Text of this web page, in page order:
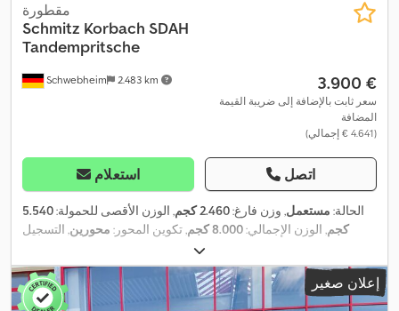
Schwebheim 2.483 km
مقطورة
Schmitz Korbach SDAH
Tandempritsche
‏3.900 €
سعر ثابت بالإضافة إلى ضريبة القيمة
المضافة
(‏4.641 € إجمالي)
استعلام اتصل
الحالة: مستعمل, وزن فارغ:2.460 كجم , الوزن الأقصى للحمولة:5.540
كجم, الوزن الإجمالي:8.000 كجم , تكوين المحور: محورين, التسجيل
, طول مساحة التحميل:
الإطار:235/75 R 17,5 , قاعدة العجلات:990 مم , لون:آخر, نوع التروس:
, مقاس الإطار الأمامي: 235/75 R 17,5 , مقاس الإطار الخلفي:
235/75
R 17,5
, كابينة السائق:آخر, فئة الانبعاثات:لا شيء, معدات:فرملة الهواء
إعلان صغير